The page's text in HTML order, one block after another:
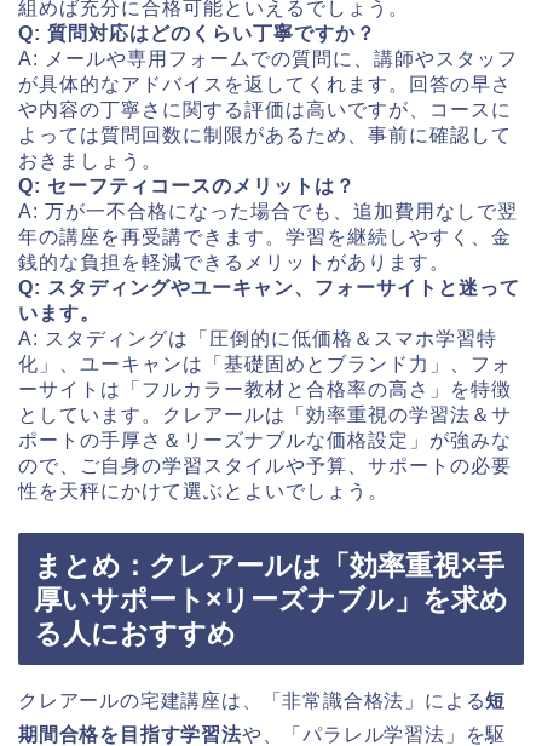
組めば充分に合格可能といえるでしょう。
Q: 質問対応はどのくらい丁寧ですか？
A: メールや専用フォームでの質問に、講師やスタッフ
が具体的なアドバイスを返してくれます。回答の早さ
や内容の丁寧さに関する評価は高いですが、コースに
よっては質問回数に制限があるため、事前に確認して
おきましょう。
Q: セーフティコースのメリットは？
A: 万が一不合格になった場合でも、追加費用なしで翌
年の講座を再受講できます。学習を継続しやすく、金
銭的な負担を軽減できるメリットがあります。
Q: スタディングやユーキャン、フォーサイトと迷って
います。
A: スタディングは「圧倒的に低価格＆スマホ学習特
化」、ユーキャンは「基礎固めとブランド力」、フォ
ーサイトは「フルカラー教材と合格率の高さ」を特徴
としています。クレアールは「効率重視の学習法＆サ
ポートの手厚さ＆リーズナブルな価格設定」が強みな
ので、ご自身の学習スタイルや予算、サポートの必要
性を天秤にかけて選ぶとよいでしょう。
まとめ：クレアールは「効率重視×手
厚いサポート×リーズナブル」を求め
る人におすすめ
クレアールの宅建講座は、「非常識合格法」による短
期間合格を目指す学習法や、「パラレル学習法」を駆